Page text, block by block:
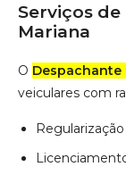
Serviços
Mariana
O Despachante
veiculares com